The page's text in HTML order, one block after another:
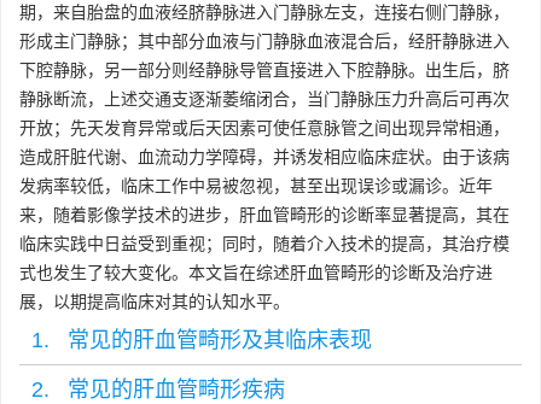
期，来自胎盘的血液经脐静脉进入门静脉左支，连接右侧门静脉，
形成主门静脉；其中部分血液与门静脉血液混合后，经肝静脉进入
下腔静脉，另一部分则经静脉导管直接进入下腔静脉。出生后，脐
静脉断流，上述交通支逐渐萎缩闭合，当门静脉压力升高后可再次
开放；先天发育异常或后天因素可使任意脉管之间出现异常相通，
造成肝脏代谢、血流动力学障碍，并诱发相应临床症状。由于该病
发病率较低，临床工作中易被忽视，甚至出现误诊或漏诊。近年
来，随着影像学技术的进步，肝血管畸形的诊断率显著提高，其在
临床实践中日益受到重视；同时，随着介入技术的提高，其治疗模
式也发生了较大变化。本文旨在综述肝血管畸形的诊断及治疗进
展，以期提高临床对其的认知水平。
1. 常见的肝血管畸形及其临床表现
2. 常见的肝血管畸形疾病